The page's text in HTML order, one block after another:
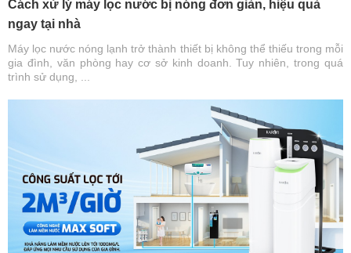
Cách xử lý máy lọc nước bị nóng đơn giản, hiệu quả
ngay tại nhà
Máy lọc nước nóng lạnh trở thành thiết bị không thể thiếu trong mỗi
gia đình, văn phòng hay cơ sở kinh doanh. Tuy nhiên, trong quá
trình sử dụng, ...